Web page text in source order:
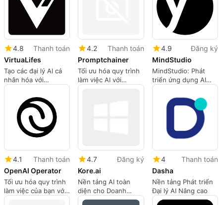
4.8
Thanh toán
VirtuaLifes
Tạo các đại lý AI cá
nhân hóa với
VirtuaLifes
4.2
Thanh toán
Promptchainer
Tối ưu hóa quy trình
làm việc AI với
PromptChainer
4.9
Đăng ký
MindStudio
MindStudio: Phát
triển ứng dụng AI
đơn giản hóa
4.1
Thanh toán
OpenAI Operator
Tối ưu hóa quy trình
làm việc của bạn với
OpenAI Operator
4.7
Đăng ký
Kore.ai
Nền tảng AI toàn
diện cho Doanh
nghiệp
4
Thanh toán
Dasha
Nền tảng Phát triển
Đại lý AI Nâng cao